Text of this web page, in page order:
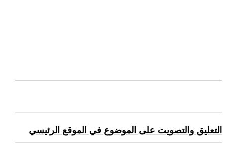
التعليق والتصويت على الموضوع في الموقع الرئيسي